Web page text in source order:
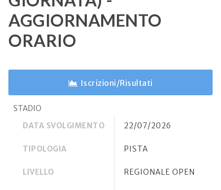
AGGIORNAMENTO
ORARIO
Iscrizioni/Risultati
STADIO
DATA SVOLGIMENTO
22/07/2026
TIPOLOGIA PISTA
LIVELLO REGIONALE OPEN